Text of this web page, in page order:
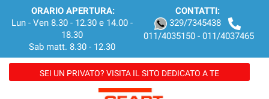
ORARIO APERTURA:
Lun - Ven 8.30 - 12.30 e 14.00 -
18.30
Sab matt. 8.30 - 12.30
CONTATTI:
329/7345438
011/4035150 - 011/4037465
SEI UN PRIVATO? VISITA IL SITO DEDICATO A TE